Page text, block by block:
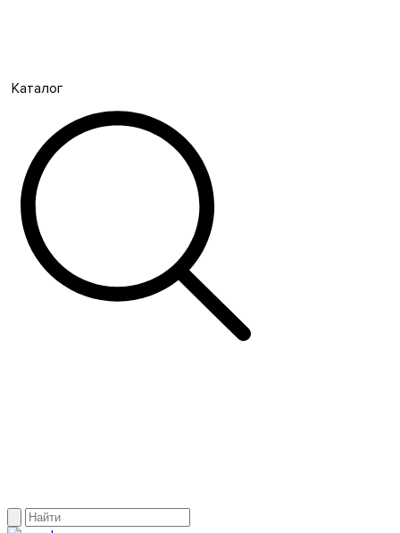
Каталог